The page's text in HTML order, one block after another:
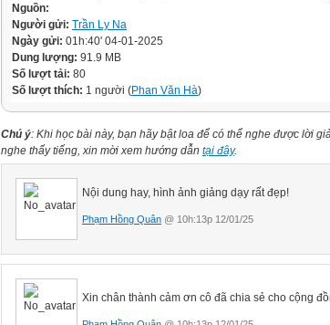
Nguồn:
Người gửi: Trần Ly Na
Ngày gửi: 01h:40' 04-01-2025
Dung lượng: 91.9 MB
Số lượt tải: 80
Số lượt thích: 1 người (Phan Văn Hà)
Chú ý: Khi học bài này, bạn hãy bật loa để có thể nghe được lời
nghe thấy tiếng, xin mời xem hướng dẫn tại đây.
Nội dung hay, hình ảnh giảng dạy rất đẹp!
Phạm Hồng Quân @ 10h:13p 12/01/25
Xin chân thành cảm ơn cô đã chia sẻ cho cộng